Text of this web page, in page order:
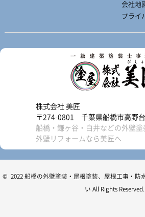
会社地
プライ
株式会社 美匠
〒274-0801 千葉県船橋市高野
船橋・鎌ヶ谷・白井などの外壁塗
外壁リフォームなら美匠へ
© 2022 船橋の外壁塗装・屋根塗装、屋根工事・防
い All Rights Reserved.